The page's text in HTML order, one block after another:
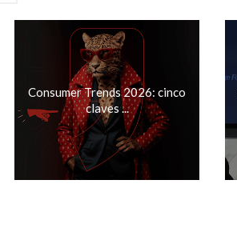
Consumer Trends 2026: cinco
claves ...